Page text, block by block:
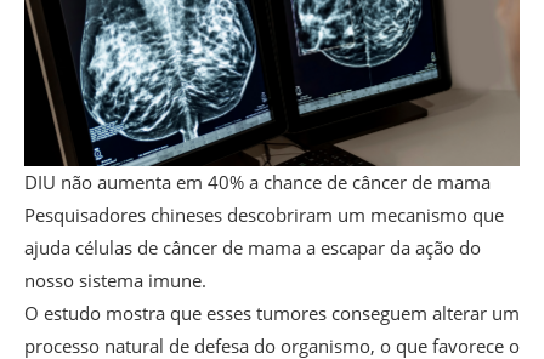
DIU não aumenta em 40% a chance de câncer de mama
Pesquisadores chineses descobriram um mecanismo que
ajuda células de câncer de mama a escapar da ação do
nosso sistema imune.
O estudo mostra que esses tumores conseguem alterar um
processo natural de defesa do organismo, o que favorece o